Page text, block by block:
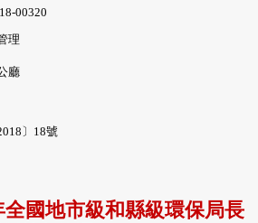
00320
理
廳
〕18號
全國地市級和縣級環保局長